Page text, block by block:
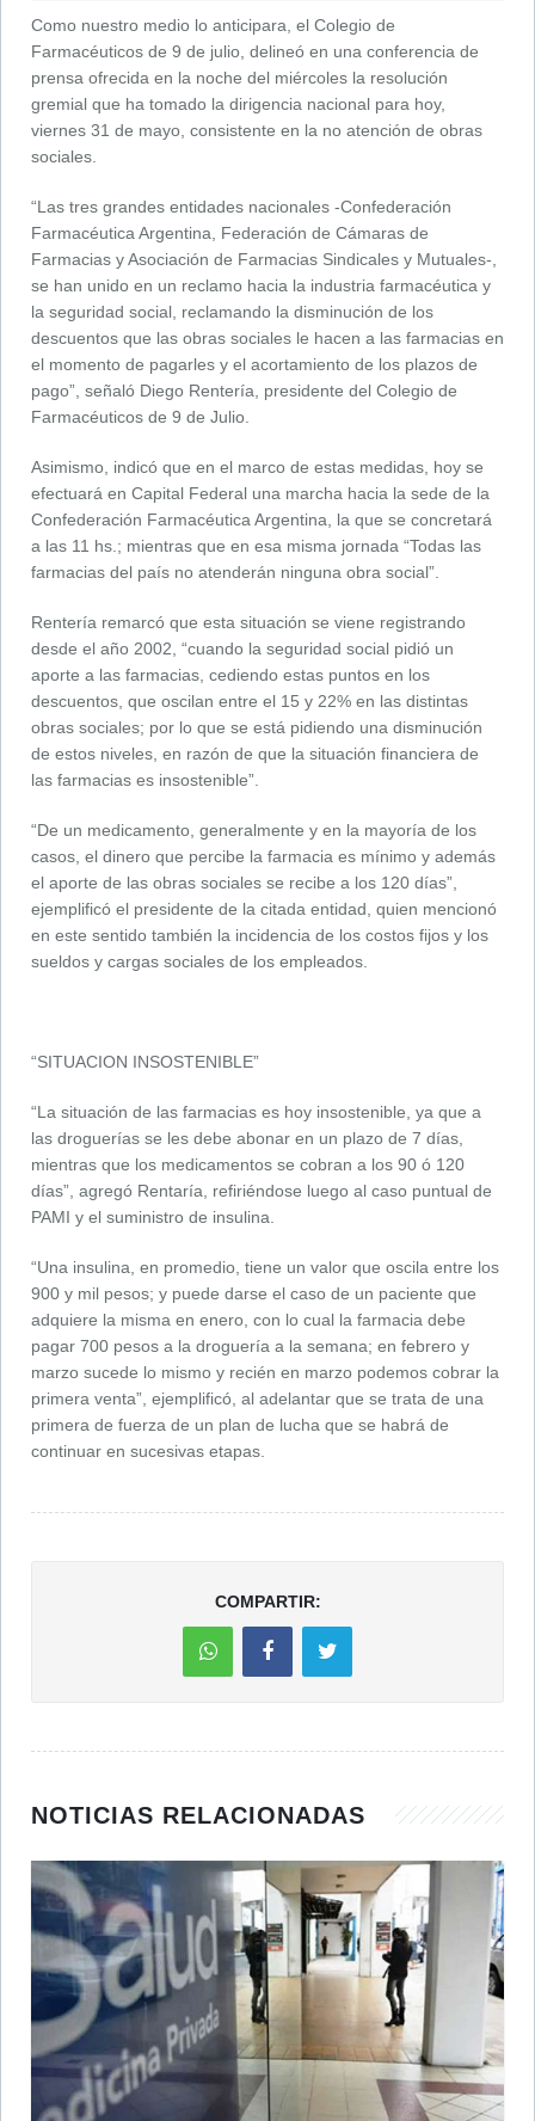
Como nuestro medio lo anticipara, el Colegio de
Farmacéuticos de 9 de julio, delineó en una conferencia de
prensa ofrecida en la noche del miércoles la resolución
gremial que ha tomado la dirigencia nacional para hoy,
viernes 31 de mayo, consistente en la no atención de obras
sociales.
“Las tres grandes entidades nacionales -Confederación
Farmacéutica Argentina, Federación de Cámaras de
Farmacias y Asociación de Farmacias Sindicales y Mutuales-,
se han unido en un reclamo hacia la industria farmacéutica y
la seguridad social, reclamando la disminución de los
descuentos que las obras sociales le hacen a las farmacias en
el momento de pagarles y el acortamiento de los plazos de
pago”, señaló Diego Rentería, presidente del Colegio de
Farmacéuticos de 9 de Julio.
Asimismo, indicó que en el marco de estas medidas, hoy se
efectuará en Capital Federal una marcha hacia la sede de la
Confederación Farmacéutica Argentina, la que se concretará
a las 11 hs.; mientras que en esa misma jornada “Todas las
farmacias del país no atenderán ninguna obra social”.
Rentería remarcó que esta situación se viene registrando
desde el año 2002, “cuando la seguridad social pidió un
aporte a las farmacias, cediendo estas puntos en los
descuentos, que oscilan entre el 15 y 22% en las distintas
obras sociales; por lo que se está pidiendo una disminución
de estos niveles, en razón de que la situación financiera de
las farmacias es insostenible”.
“De un medicamento, generalmente y en la mayoría de los
casos, el dinero que percibe la farmacia es mínimo y además
el aporte de las obras sociales se recibe a los 120 días”,
ejemplificó el presidente de la citada entidad, quien mencionó
en este sentido también la incidencia de los costos fijos y los
sueldos y cargas sociales de los empleados.
“SITUACION INSOSTENIBLE”
“La situación de las farmacias es hoy insostenible, ya que a
las droguerías se les debe abonar en un plazo de 7 días,
mientras que los medicamentos se cobran a los 90 ó 120
días”, agregó Rentaría, refiriéndose luego al caso puntual de
PAMI y el suministro de insulina.
“Una insulina, en promedio, tiene un valor que oscila entre los
900 y mil pesos; y puede darse el caso de un paciente que
adquiere la misma en enero, con lo cual la farmacia debe
pagar 700 pesos a la droguería a la semana; en febrero y
marzo sucede lo mismo y recién en marzo podemos cobrar la
primera venta”, ejemplificó, al adelantar que se trata de una
primera de fuerza de un plan de lucha que se habrá de
continuar en sucesivas etapas.
COMPARTIR:
NOTICIAS RELACIONADAS